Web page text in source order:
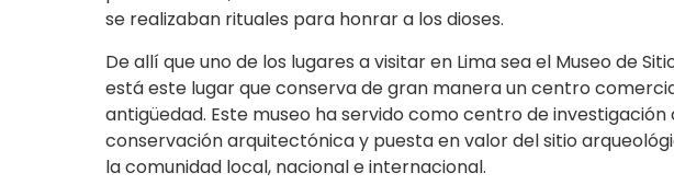
se realizaban rituales para honrar a los dioses.
De allí que uno de los lugares a visitar en Lima sea el Museo de
está este lugar que conserva de gran manera un centro
antigüedad. Este museo ha servido como centro de
conservación arquitectónica y puesta en valor del sitio
la comunidad local, nacional e internacional.